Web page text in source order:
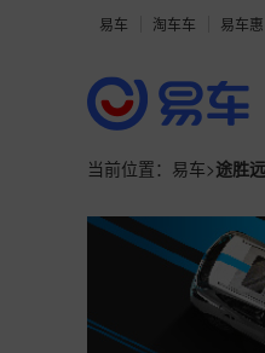
易车 淘车车 易车惠
当前位置： 易车>途胜